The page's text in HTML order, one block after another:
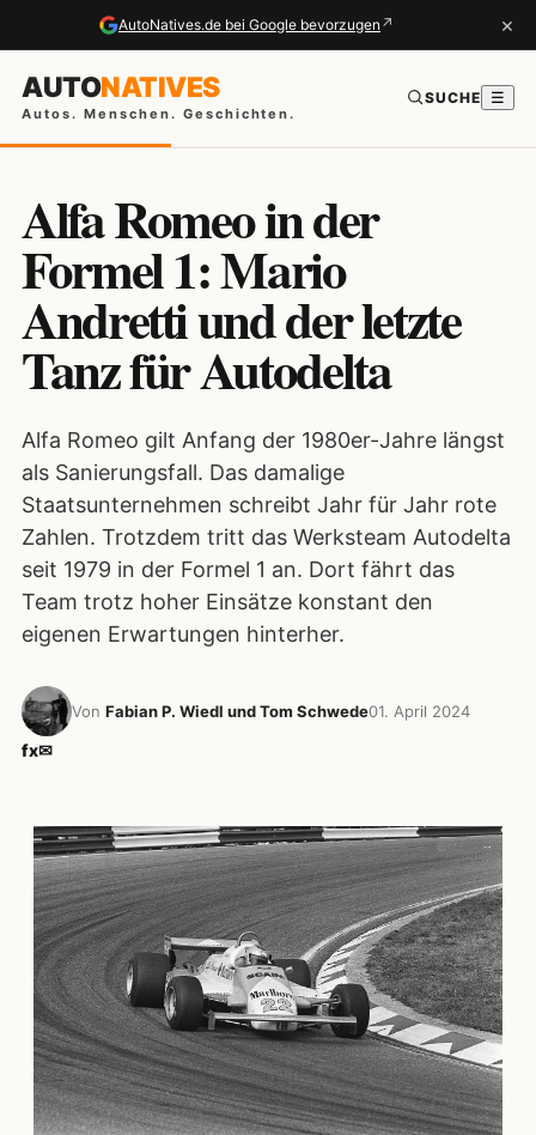
AutoNatives.de bei Google bevorzugen ↗ ×
AUTONATIVES
Autos. Menschen. Geschichten.
SUCHE ☰
Alfa Romeo in der
Formel 1: Mario
Andretti und der letzte
Tanz für Autodelta
Alfa Romeo gilt Anfang der 1980er-Jahre längst
als Sanierungsfall. Das damalige
Staatsunternehmen schreibt Jahr für Jahr rote
Zahlen. Trotzdem tritt das Werksteam Autodelta
seit 1979 in der Formel 1 an. Dort fährt das
Team trotz hoher Einsätze konstant den
eigenen Erwartungen hinterher.
Von Fabian P. Wiedl und Tom Schwede01. April 2024
fx✉